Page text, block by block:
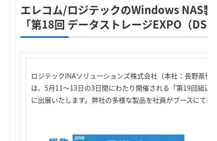
エレコム/ロジテックのWindows NAS
「第18回 データストレージEXPO（
ロジテックINAソリューションズ株式会社（本社：長野県伊
は、5月11～13日の3日間にわたり開催される「第19回組込
に出展いたします。弊社の多様な製品を社員がブースにて